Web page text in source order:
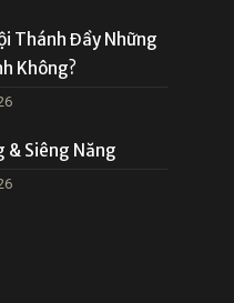
Thánh Đầy Những
Không?
& Siêng Năng